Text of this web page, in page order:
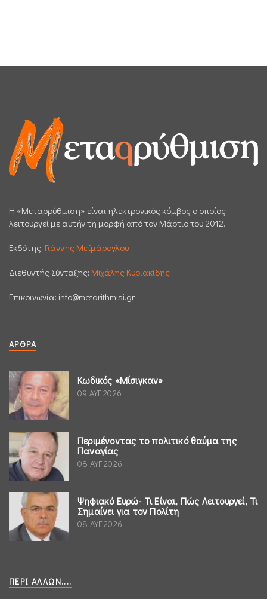
H «Μεταρρύθμιση» είναι ηλεκτρονικός κόμβος ο οποίος
λειτουργεί με αυτήν τη μορφή από τον Μάρτιο του 2012.
Εκδότης: Γιάννης Μεϊμάρογλου
Διεθυντής Σύνταξης: Μιχάλης Κυριακίδης
Επικοινωνία: info@metarithmisi.gr
ΆΡΘΡΑ
Κωδικός «Μίσιγκαν»
09 ΑΥΓ 2026
Περιμένοντας το πολιτικό θαύμα της
Παναγίας
08 ΑΥΓ 2026
Ψηφιακό Ευρώ- Τι Είναι, Πώς Λειτουργεί, Τι
Σημαίνει για τον Πολίτη
08 ΑΥΓ 2026
ΠΕΡΊ ΆΛΛΩΝ....